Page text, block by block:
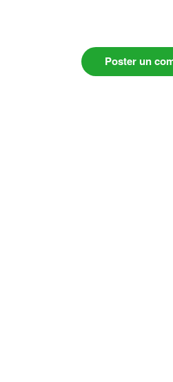
Poster un